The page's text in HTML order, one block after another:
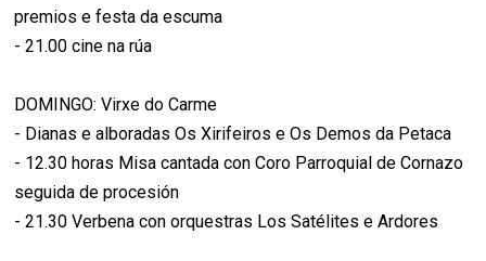
premios e festa da escuma
- 21.00 cine na rúa
DOMINGO: Virxe do Carme
- Dianas e alboradas Os Xirifeiros e Os Demos da Petaca
- 12.30 horas Misa cantada con Coro Parroquial de Cornazo
seguida de procesión
- 21.30 Verbena con orquestras Los Satélites e Ardores